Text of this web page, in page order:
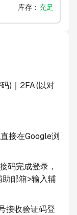
库存 ： 充足
)｜2FA(以对
接在Google浏
码完成登录，
邮箱>输入辅
接收验证码登